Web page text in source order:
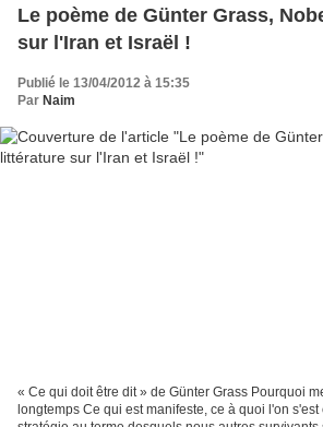
Le poème de Günter Grass,
sur l'Iran et Israël !
Publié le 13/04/2012 à 15:35
Par Naim
« Ce qui doit être dit » de Günter Grass Pourquoi
longtemps Ce qui est manifeste, ce à quoi l'on